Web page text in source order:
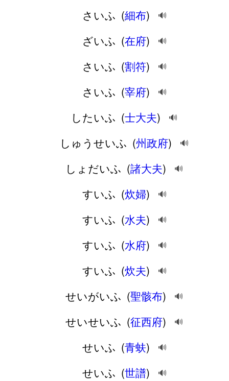
さいふ (細布) 🔊
ざいふ (在府) 🔊
さいふ (割符) 🔊
さいふ (宰府) 🔊
したいふ (士大夫) 🔊
しゅうせいふ (州政府) 🔊
しょだいふ (諸大夫) 🔊
すいふ (炊婦) 🔊
すいふ (水夫) 🔊
すいふ (水府) 🔊
すいふ (炊夫) 🔊
せいがいふ (聖骸布) 🔊
せいせいふ (征西府) 🔊
せいふ (青蚨) 🔊
せいふ (世譜) 🔊